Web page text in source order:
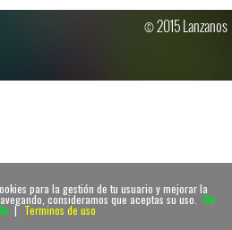
para la gestión de tu usuario y mejorar la
consideramos que aceptas su uso. De
| Terminos de uso
© 2015 Lanzanos